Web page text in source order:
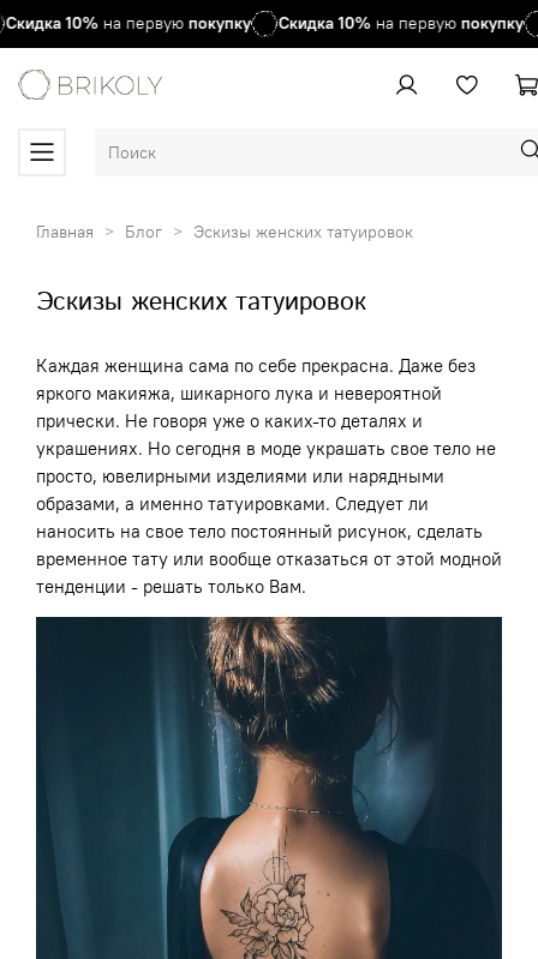
10%на первуюпокупку Скидка10%на первуюпокупку
Главная Блог Эскизы женских татуировок
Эскизы женских татуировок
Каждая женщина сама по себе прекрасна. Даже без
яркого макияжа, шикарного лука и невероятной
прически. Не говоря уже о каких-то деталях и
украшениях. Но сегодня в моде украшать свое тело не
просто, ювелирными изделиями или нарядными
образами, а именно татуировками. Следует ли
наносить на свое тело постоянный рисунок, сделать
временное тату или вообще отказаться от этой модной
тенденции - решать только Вам.